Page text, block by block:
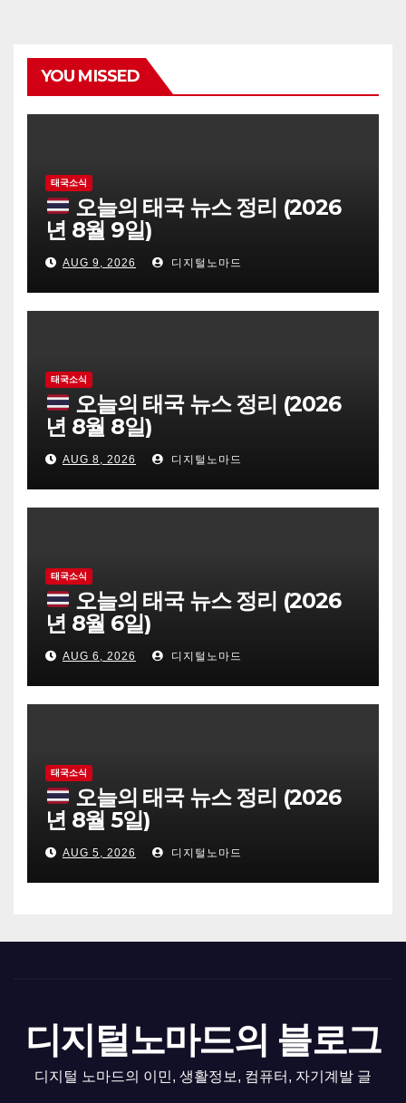
YOU MISSED
태국소식
오늘의 태국 뉴스 정리 (2026
년 8월 9일)
AUG 9, 2026 디지털노마드
태국소식
오늘의 태국 뉴스 정리 (2026
년 8월 8일)
AUG 8, 2026 디지털노마드
태국소식
오늘의 태국 뉴스 정리 (2026
년 8월 6일)
AUG 6, 2026 디지털노마드
태국소식
오늘의 태국 뉴스 정리 (2026
년 8월 5일)
AUG 5, 2026 디지털노마드
디지털노마드의 블로그
디지털 노마드의 이민, 생활정보, 컴퓨터, 자기계발 글